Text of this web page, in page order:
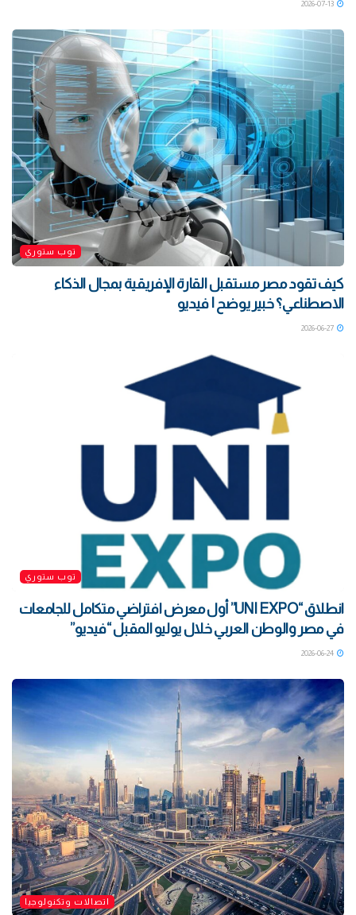
توب ستوري
كيف تقود مصر مستقبل القارة الإفريقية بمجال الذكاء
الاصطناعي؟ خبير يوضح | فيديو
توب ستوري
انطلاق “UNI EXPO” أول معرض افتراضي متكامل للجامعات
في مصر والوطن العربي خلال يوليو المقبل “فيديو”
اتصالات وتكنولوجيا